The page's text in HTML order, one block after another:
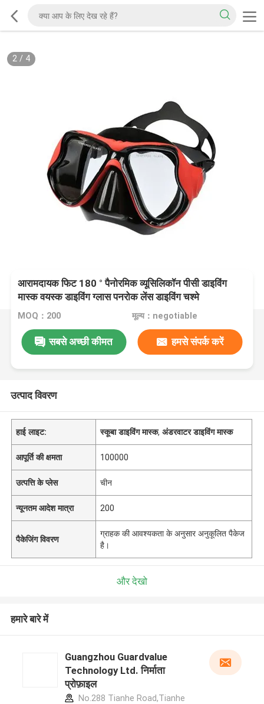
2/ 4
आरामदायक फिट 180 ° पैनोरमिक व्यूसिलिकॉन पीसी डाइविंग
मास्क वयस्क डाइविंग ग्लास पनरोक लेंस डाइविंग चश्मे
MOQ：200 मूल्य：negotiable
सबसे अच्छी कीमत हमसे संपर्क करें
उत्पाद विवरण
हाई लाइट: स्कूबा डाइविंग मास्क,अंडरवाटर डाइविंग मास्क
आपूर्ति की क्षमता 100000
उत्पत्ति के प्लेस चीन
न्यूनतम आदेश मात्रा 200
पैकेजिंग विवरण
ग्राहक की आवश्यकता के अनुसार अनुकूलित पैकेज
है।
और देखो
हमारे बारे में
Guangzhou Guardvalue
Technology Ltd. निर्माता
प्रोफ़ाइल
No.288 Tianhe Road,Tianhe